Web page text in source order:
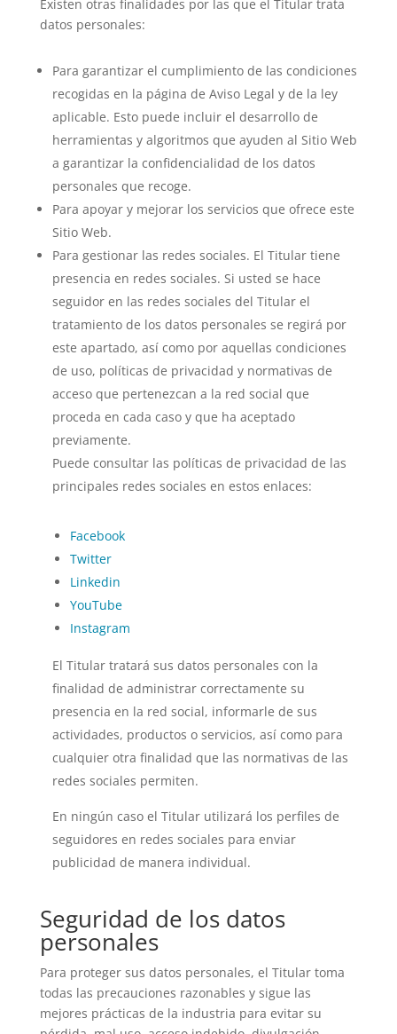
Existen otras finalidades por las que el Titular trata
datos personales:
Para garantizar el cumplimiento de las condiciones
recogidas en la página de Aviso Legal y de la ley
aplicable. Esto puede incluir el desarrollo de
herramientas y algoritmos que ayuden al Sitio Web
a garantizar la confidencialidad de los datos
personales que recoge.
Para apoyar y mejorar los servicios que ofrece este
Sitio Web.
Para gestionar las redes sociales. El Titular tiene
presencia en redes sociales. Si usted se hace
seguidor en las redes sociales del Titular el
tratamiento de los datos personales se regirá por
este apartado, así como por aquellas condiciones
de uso, políticas de privacidad y normativas de
acceso que pertenezcan a la red social que
proceda en cada caso y que ha aceptado
previamente.
Puede consultar las políticas de privacidad de las
principales redes sociales en estos enlaces:
Facebook
Twitter
Linkedin
YouTube
Instagram
El Titular tratará sus datos personales con la
finalidad de administrar correctamente su
presencia en la red social, informarle de sus
actividades, productos o servicios, así como para
cualquier otra finalidad que las normativas de las
redes sociales permiten.
En ningún caso el Titular utilizará los perfiles de
seguidores en redes sociales para enviar
publicidad de manera individual.
Seguridad de los datos
personales
Para proteger sus datos personales, el Titular toma
todas las precauciones razonables y sigue las
mejores prácticas de la industria para evitar su